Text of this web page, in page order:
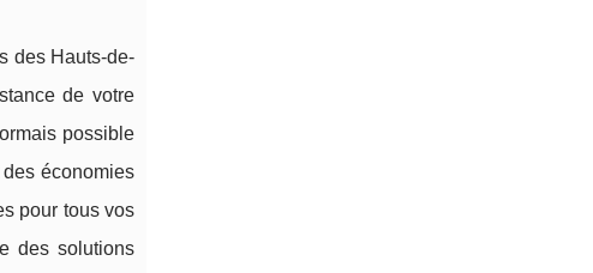
des Hauts-de-
de votre
possible
économies
pour tous vos
des solutions